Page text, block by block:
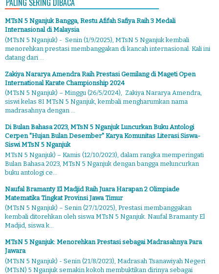
PALING SERING DIBACA
MTsN 5 Nganjuk Bangga, Restu Afifah Safiya Raih 3 Medali
Internasional di Malaysia
(MTsN 5 Nganjuk) - Senin (1/9/2025), MTsN 5 Nganjuk kembali
menorehkan prestasi membanggakan di kancah internasional. Kali ini
datang dari ...
Zakiya Nararya Amendra Raih Prestasi Gemilang di Mageti Open
International Karate Championship 2024
(MTsN 5 Nganjuk) – Minggu (26/5/2024), Zakiya Nararya Amendra,
siswi kelas 8I MTsN 5 Nganjuk, kembali mengharumkan nama
madrasahnya dengan ...
Di Bulan Bahasa 2023, MTsN 5 Nganjuk Luncurkan Buku Antologi
Cerpen "Hujan Bulan Desember" Karya Komunitas Literasi Siswa-
Siswi MTsN 5 Nganjuk
MTsN 5 Nganjuk) – Kamis (12/10/2023), dalam rangka memperingati
Bulan Bahasa 2023, MTsN 5 Nganjuk dengan bangga meluncurkan
buku antologi ce...
Naufal Bramanty El Madjid Raih Juara Harapan 2 Olimpiade
Matematika Tingkat Provinsi Jawa Timur
(MTsN 5 Nganjuk) – Senin (27/1/2025), Prestasi membanggakan
kembali ditorehkan oleh siswa MTsN 5 Nganjuk. Naufal Bramanty El
Madjid, siswa k...
MTsN 5 Nganjuk: Menorehkan Prestasi sebagai Madrasahnya Para
Jawara
(MTsN 5 Nganjuk) - Senin (21/8/2023), Madrasah Tsanawiyah Negeri
(MTsN) 5 Nganjuk semakin kokoh membuktikan dirinya sebagai